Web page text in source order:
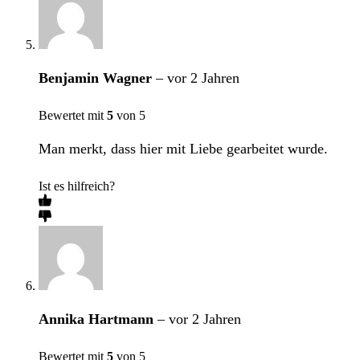
Benjamin Wagner– vor 2 Jahren
Bewertet mit 5 von 5
Man merkt, dass hier mit Liebe gearbeitet wurde.
Ist es hilfreich?
Annika Hartmann– vor 2 Jahren
Bewertet mit 5 von 5